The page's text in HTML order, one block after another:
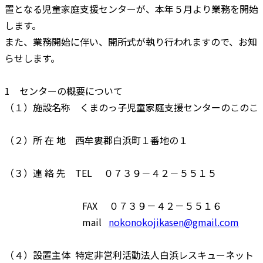
置となる児童家庭支援センターが、本年５月より業務を開始
します。
また、業務開始に伴い、開所式が執り行われますので、お知
らせします。
1 センターの概要について
（１）施設名称 くまのっ子児童家庭支援センターのこのこ
（２）所 在 地 西牟婁郡白浜町１番地の１
（３）連 絡 先 TEL ０７３９－４２－５５１５
FAX ０７３９－４２－５５１６
mail nokonokojikasen@gmail.com
（４）設置主体 特定非営利活動法人白浜レスキューネット